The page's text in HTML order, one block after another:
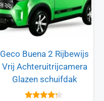
Geco Buena 2 Rijbewijs
Vrij Achteruitrijcamera
Glazen schuifdak